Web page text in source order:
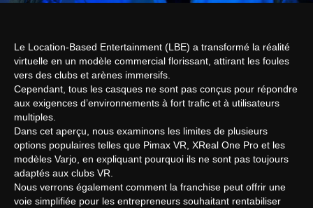
Le Location-Based Entertainment (LBE) a transformé la réalité
virtuelle en un modèle commercial florissant, attirant les foules
vers des clubs et arènes immersifs.
Cependant, tous les casques ne sont pas conçus pour répondre
aux exigences d’environnements à fort trafic et à utilisateurs
multiples.
Dans cet aperçu, nous examinons les limites de plusieurs
options populaires telles que Pimax VR, XReal One Pro et les
modèles Varjo, en expliquant pourquoi ils ne sont pas toujours
adaptés aux clubs VR.
Nous verrons également comment la franchise peut offrir une
voie simplifiée pour les entrepreneurs souhaitant rentabiliser